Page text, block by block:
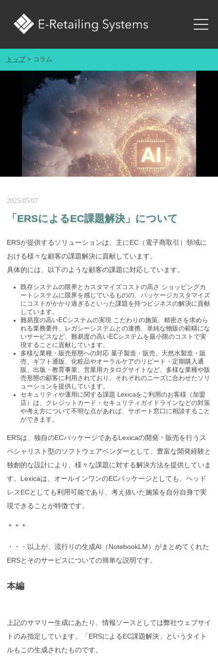
トップ コラム
「ERSによるEC課題解決」について
2025/05/07
ERSが提供するソリューションは、主にEC（電子商取引）領域に
おける様々な顧客の課題解決に貢献しています。
具体的には、以下のような顧客の課題に対応しています。
既存システムの限界とカスタマイズコストの高さ ショッピングカ
ートシステムに限界を感じているものの、パッケージカスタマイズ
にコストがかかり過ぎるといった課題を持つビジネスの解決に貢献
しています。
難易度の高いECシステムの実現 こだわりの施策、精密さを求めら
れる業務要件、レガシーシステムとの連携、単純な物販の範疇にな
いサービスなど、難易度の高いECシステムを最小限のコストで実
現することに貢献しています。
多様な業種・販売形態への対応 菓子製造・販売、天然水製造・販
売、ギフト通販、化粧品やオーラルケアのリピート・定期購入通
販、出版・教育事業、営業用カタログサイトなど、多様な業種や販
売形態の顧客に利用されており、それぞれのニーズに合わせたソリ
ューションを提供しています。
セキュリティや運用に関する課題 Lexicaをご利用のお客様（加盟
店）は、クレジットカード・セキュリティガイドラインなどの対策
や考え方について不明な点があれば、サポート窓口に相談すること
ができます。
ERSは、独自のECパッケージであるLexicaの開発・販売を行うス
ペシャリスト型のソフトウェアベンダーとして、豊富な開発経験と
独創的な設計により、様々な課題に対する解決方法を提供していま
す。Lexicaは、オールインワンのECパッケージとしても、ヘッド
レスECとしても利用可能であり、考え抜いた施策を自分自身で実
現できることが特徴です。
＊＊＊
・・・以上が、流行りの生成AI（NotebookLM）がまとめてくれた
ERSとそのサービスについての簡単な説明です。
本編
上記のサマリー生成にあたり、情報ソースとしては弊社ウェブサイ
トのみ指定しています。「ERSによるEC課題解決」というタイト
ルもこの生成されたものです。